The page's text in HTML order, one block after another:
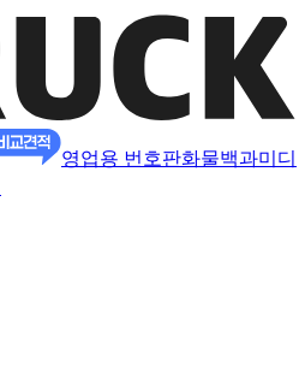
영업용 번호판화물백과미디